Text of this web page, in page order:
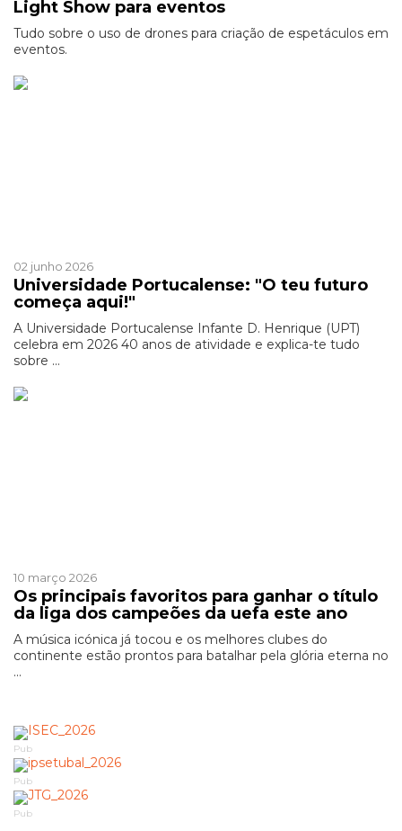
Light Show para eventos
Tudo sobre o uso de drones para criação de espetáculos em
eventos.
02 junho 2026
Universidade Portucalense: "O teu futuro
começa aqui!"
A Universidade Portucalense Infante D. Henrique (UPT)
celebra em 2026 40 anos de atividade e explica-te tudo
sobre ...
10 março 2026
Os principais favoritos para ganhar o título
da liga dos campeões da uefa este ano
A música icónica já tocou e os melhores clubes do
continente estão prontos para batalhar pela glória eterna no
...
Pub
Pub
Pub